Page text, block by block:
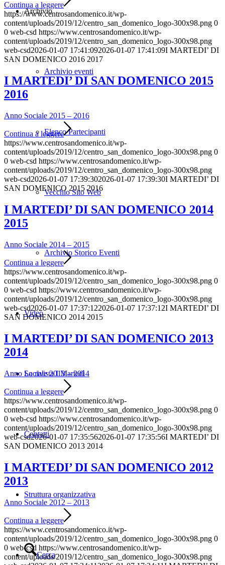
Archivio
Archivio eventi
Elenco Partecipanti
Vecchio Sito Web
Archivio Storico Eventi
Video
La rivista I Martedì
Contatti
Struttura organizzativa
Cerca
Continua a leggere
https://www.centrosandomenico.it/wp-
content/uploads/2019/12/centro_san_domenico_logo-300x98.png 0
0 web-csd https://www.centrosandomenico.it/wp-
content/uploads/2019/12/centro_san_domenico_logo-300x98.png
web-csd2026-01-07 17:41:092026-01-07 17:41:09I MARTEDI’ DI
SAN DOMENICO 2016 2017
I MARTEDI’ DI SAN DOMENICO 2015
2016
Anno Sociale 2015 – 2016
Continua a leggere
https://www.centrosandomenico.it/wp-
content/uploads/2019/12/centro_san_domenico_logo-300x98.png 0
0 web-csd https://www.centrosandomenico.it/wp-
content/uploads/2019/12/centro_san_domenico_logo-300x98.png
web-csd2026-01-07 17:39:302026-01-07 17:39:30I MARTEDI’ DI
SAN DOMENICO 2015 2016
I MARTEDI’ DI SAN DOMENICO 2014
2015
Anno Sociale 2014 – 2015
Continua a leggere
https://www.centrosandomenico.it/wp-
content/uploads/2019/12/centro_san_domenico_logo-300x98.png 0
0 web-csd https://www.centrosandomenico.it/wp-
content/uploads/2019/12/centro_san_domenico_logo-300x98.png
web-csd2026-01-07 17:37:122026-01-07 17:37:12I MARTEDI’ DI
SAN DOMENICO 2014 2015
I MARTEDI’ DI SAN DOMENICO 2013
2014
Anno Sociale 2013 – 2014
Continua a leggere
https://www.centrosandomenico.it/wp-
content/uploads/2019/12/centro_san_domenico_logo-300x98.png 0
0 web-csd https://www.centrosandomenico.it/wp-
content/uploads/2019/12/centro_san_domenico_logo-300x98.png
web-csd2026-01-07 17:35:562026-01-07 17:35:56I MARTEDI’ DI
SAN DOMENICO 2013 2014
I MARTEDI’ DI SAN DOMENICO 2012
2013
Anno Sociale 2012 – 2013
Continua a leggere
https://www.centrosandomenico.it/wp-
content/uploads/2019/12/centro_san_domenico_logo-300x98.png 0
0 web-csd https://www.centrosandomenico.it/wp-
content/uploads/2019/12/centro_san_domenico_logo-300x98.png